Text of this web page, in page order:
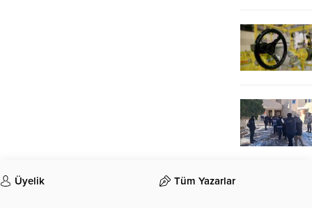
Üyelik Tüm Yazarlar